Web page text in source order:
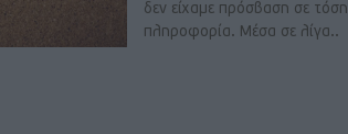
δεν είχαμε πρόσβαση σε τόση
πληροφορία. Μέσα σε λίγα..